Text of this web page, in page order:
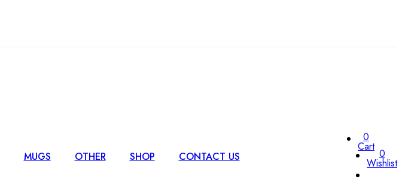
0
Cart
0
Wishlist
MUGS OTHER SHOP CONTACT US